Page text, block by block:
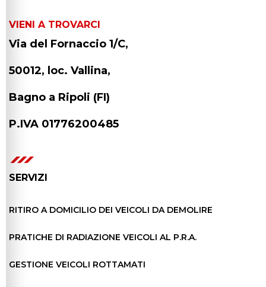
VIENI A TROVARCI
Via del Fornaccio 1/C,
50012, loc. Vallina,
Bagno a Ripoli (FI)
P.IVA 01776200485
SERVIZI
RITIRO A DOMICILIO DEI VEICOLI DA DEMOLIRE
PRATICHE DI RADIAZIONE VEICOLI AL P.R.A.
GESTIONE VEICOLI ROTTAMATI